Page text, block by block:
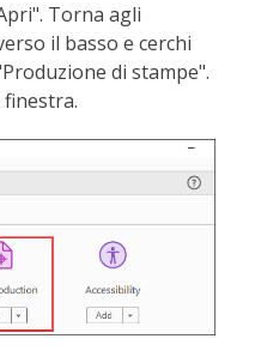
Torna agli
il basso e cerchi
di stampe".
finestra.